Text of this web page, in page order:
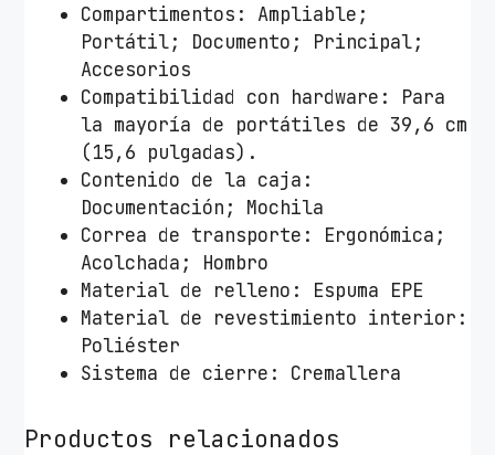
Compartimentos: Ampliable;
Portátil; Documento; Principal;
Accesorios
Compatibilidad con hardware: Para
la mayoría de portátiles de 39,6 cm
(15,6 pulgadas).
Contenido de la caja:
Documentación; Mochila
Correa de transporte: Ergonómica;
Acolchada; Hombro
Material de relleno: Espuma EPE
Material de revestimiento interior:
Poliéster
Sistema de cierre: Cremallera
Productos relacionados